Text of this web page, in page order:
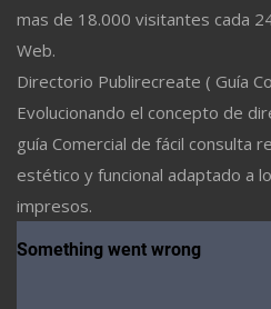
mas de 18.000 visitantes cada
Web.
Directorio Publirecreate ( Guía
Evolucionando el concepto de
guía Comercial de fácil consulta
estético y funcional adaptado a
impresos.